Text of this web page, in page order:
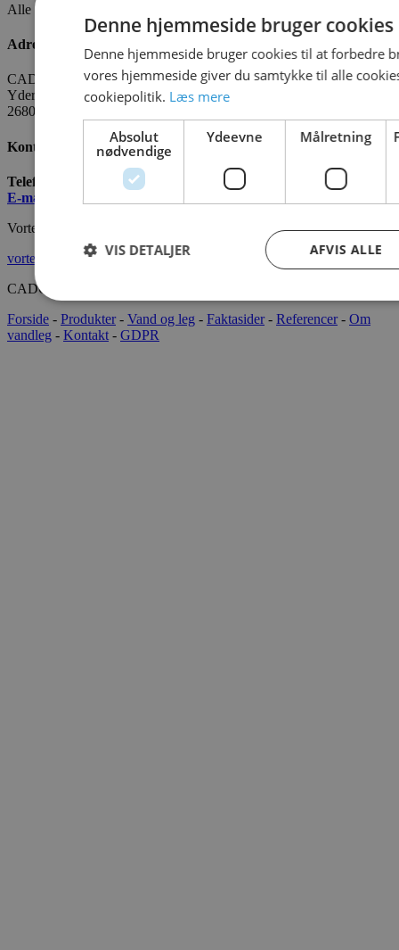
Alle fakta om CADO er tilgængelige
Adresse
CADO AQUA Danmark
Yderholmvej 35
2680 Solrød
Kontakt os
Telefon:
+45 7022 2628
E-mail
Vortex International
vortex-intl.com
CADOAQUA® 2022 Alle rettigheder forbeholdes.
Forside - Produkter- Vand og leg - Faktasider- Referencer- Om
vandleg - Kontakt - GDPR
Denne hjemmeside bruger cookies
Denne hjemmeside bruger cookies til at forbedre
vores hjemmeside giver du samtykke til alle
cookiepolitik. Læs mere
Absolut
nødvendige
Ydeevne Målretning
AFVIS ALLE
VIS DETALJER